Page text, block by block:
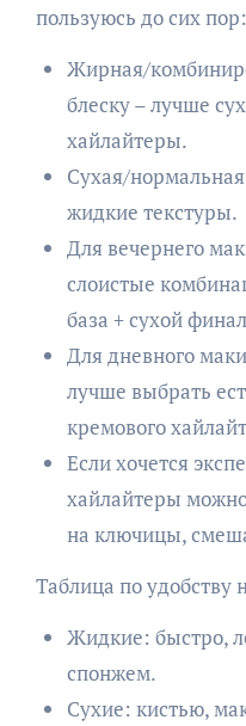
пользуюсь до сих пор:
Жирная/
блеску – лучше
хайлайтеры.
Сухая/
жидкие текстуры.
Для вечернего
слоистые
база + сухой
Для дневного
лучше выбрать
кремового
Если хочется
хайлайтеры
на ключицы,
Таблица по удобству
Жидкие: быстро,
спонжем.
Сухие: кистью,